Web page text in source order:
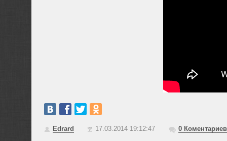
Edrard 17.03.2014 19:12:47 0Коментариев